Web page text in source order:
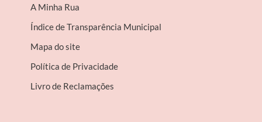
A Minha Rua
Índice de Transparência Municipal
Mapa do site
Política de Privacidade
Livro de Reclamações